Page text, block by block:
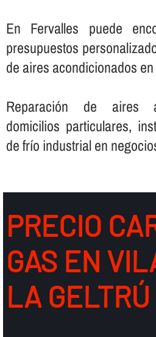
En Fervalles puede
presupuestos
de aires acondicionados
Reparación de aires
domicilios particulares,
de frí­o industrial en
PRECIO
GAS EN
LA GELTRÚ